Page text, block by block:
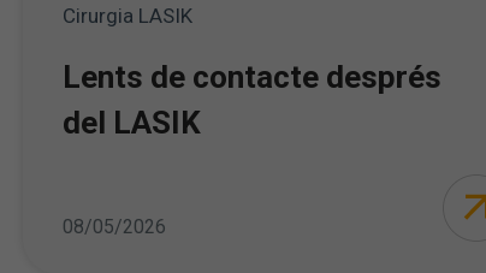
Cirurgia LASIK
Lents de contacte després
del LASIK
08/05/2026